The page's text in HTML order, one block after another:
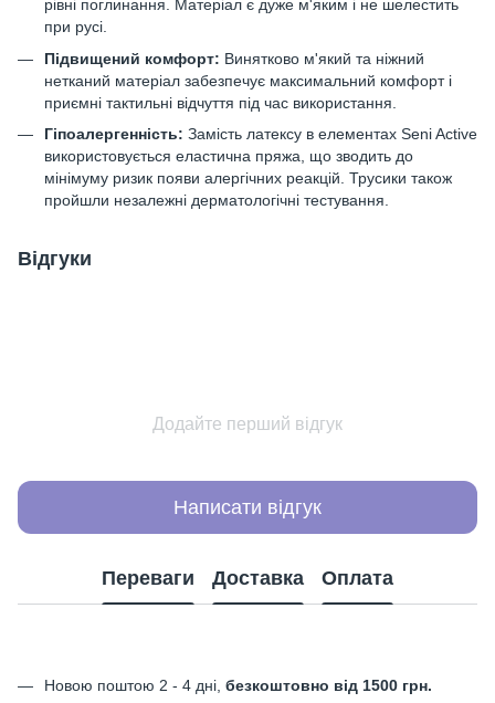
рівні поглинання. Матеріал є дуже м'яким і не шелестить
при русі.
Підвищений комфорт: Винятково м'який та ніжний
нетканий матеріал забезпечує максимальний комфорт і
приємні тактильні відчуття під час використання.
Гіпоалергенність: Замість латексу в елементах Seni Active
використовується еластична пряжа, що зводить до
мінімуму ризик появи алергічних реакцій. Трусики також
пройшли незалежні дерматологічні тестування.
Відгуки
Додайте перший відгук
Написати відгук
Переваги Доставка Оплата
Новою поштою 2 - 4 дні, безкоштовно від 1500 грн.